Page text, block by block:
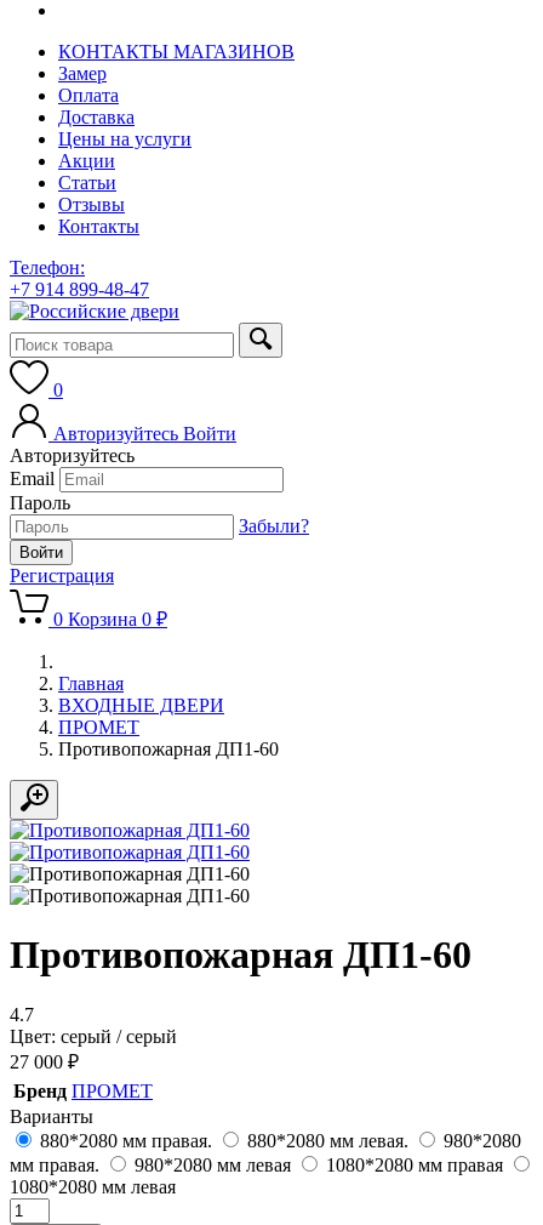
КОНТАКТЫ МАГАЗИНОВ
Замер
Оплата
Доставка
Цены на услуги
Акции
Статьи
Отзывы
Контакты
Телефон:
+7 914 899-48-47
0
Авторизуйтесь Войти
Авторизуйтесь
Email
Пароль
Забыли?
Регистрация
0 Корзина 0 ₽
Главная
ВХОДНЫЕ ДВЕРИ
ПРОМЕТ
Противопожарная ДП1-60
Противопожарная ДП1-60
4.7
Цвет: серый / серый
27 000 ₽
Бренд ПРОМЕТ
Варианты
880*2080 мм правая.
880*2080 мм левая.
980*2080
мм правая.
980*2080 мм левая
1080*2080 мм правая
1080*2080 мм левая